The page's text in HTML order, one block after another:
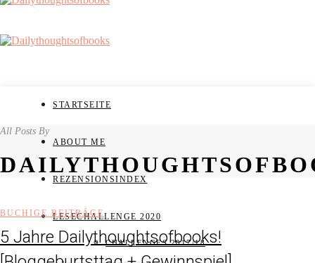
STARTSEITE
ABOUT ME
REZENSIONSINDEX
LESECHALLENGE 2020
CHALLENGES 2017/18
All Posts By
BUCHIGE BEITRÄGE
5 Jahre Dailythoughtsofbooks!